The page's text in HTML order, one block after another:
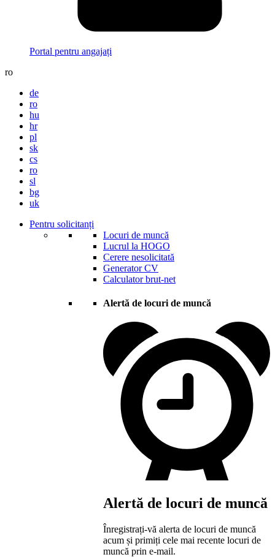
Portal pentru angajați
ro
de
ro
hu
hr
pl
sk
cs
ro
sl
bg
uk
Pentru solicitanți
Locuri de muncă
Lucrul la HOGO
Cerere nesolicitată
Generator CV
Calculator brut-net
Alertă de locuri de muncă
Alertă de locuri de muncă
Înregistrați-vă alerta de locuri de muncă
acum și primiți cele mai recente locuri de
muncă prin e-mail.